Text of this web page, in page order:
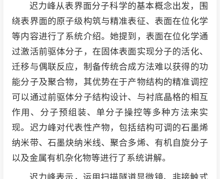
迟力峰从表界面分子科学的基本概念出发，围
绕表界面的原子级构筑与精准表征、表面在位化学
等内容进行了系统介绍。她提到，表面在位化学通
过激活前驱体分子，在固体表面实现分子的活化、
迁移与偶联反应，制备传统合成方法难以获得的功
能分子及聚合物，其优势在于产物结构的精准调控
可以通过前驱体分子结构设计、与衬底晶格的相互
作用、分子预组装、单分子操控等多种方法来实
现。迟力峰对代表性产物，包括结构可调的石墨烯
纳米带、石墨炔纳米线、聚合多烯、有机自旋分子
以及金属有机杂化物等进行了系统讲解。